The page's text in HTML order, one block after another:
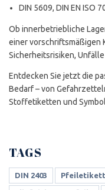
DIN 5609, DIN EN ISO
Ob innerbetriebliche
einer vorschriftsmäßigen
Sicherheitsrisiken,
Entdecken Sie jetzt die
Bedarf – von
Stoffetiketten und
TAGS
DIN 2403